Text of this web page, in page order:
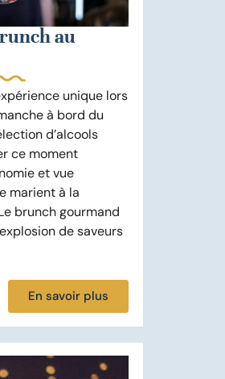
au
unique lors
à bord du
d’alcools
ce moment
et vue
marient à la
brunch gourmand
de saveurs
En savoir plus